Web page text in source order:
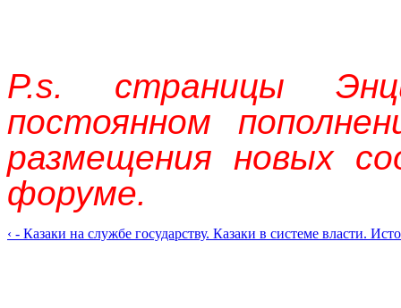
P.s. страницы
постоянном
размещения новых
форуме.
‹ - Казаки на службе государству. Казаки в системе власти.